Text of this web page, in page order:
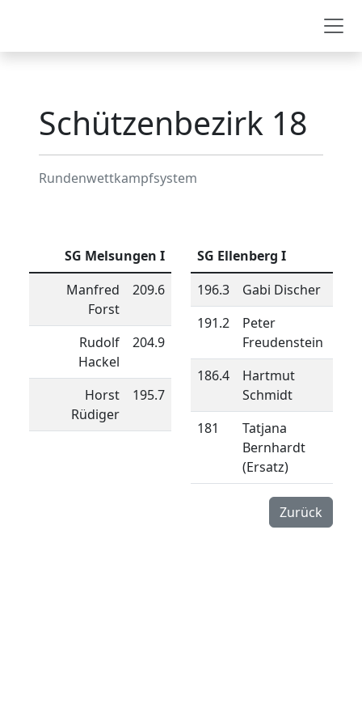
Schützenbezirk 18
Rundenwettkampfsystem
SG Melsungen I
Manfred
Forst
209.6
Rudolf
Hackel
204.9
Horst
Rüdiger
195.7
SG Ellenberg I
196.3
Gabi Discher
191.2
Peter
Freudenstein
186.4
Hartmut
Schmidt
181
Tatjana
Bernhardt
(Ersatz)
Zurück